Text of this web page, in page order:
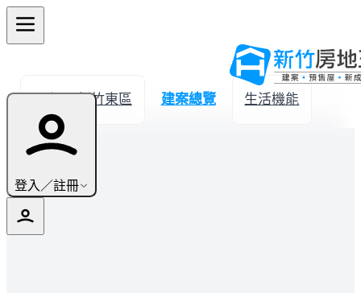
登入／註冊
← 返回新竹東區 建案總覽 生活機能